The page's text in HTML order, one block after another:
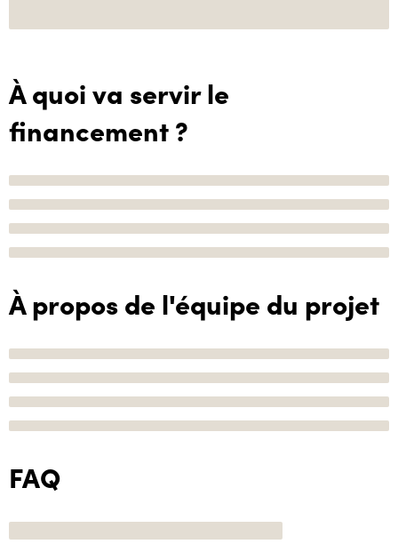
À quoi va servir le
financement ?
À propos de l'équipe du projet
FAQ